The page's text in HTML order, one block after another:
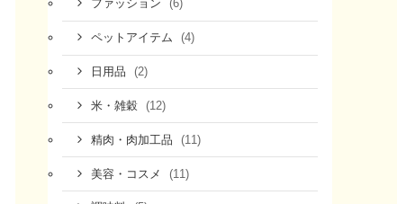
ファッション (6)
ペットアイテム (4)
日用品 (2)
米・雑穀 (12)
精肉・肉加工品 (11)
美容・コスメ (11)